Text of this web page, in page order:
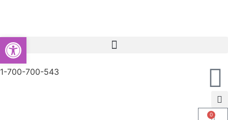
1-700-700-543
0
פתח